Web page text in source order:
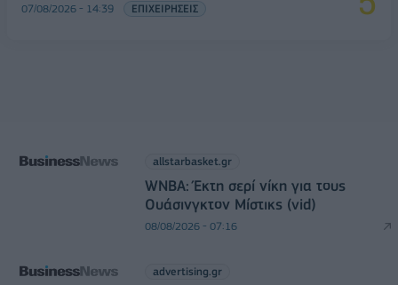
07/08/2026 - 14:39 ΕΠΙΧΕΙΡΗΣΕΙΣ
allstarbasket.gr
WNBA: Έκτη σερί νίκη για τους
Ουάσινγκτον Μίστικς (vid)
08/08/2026 - 07:16
advertising.gr